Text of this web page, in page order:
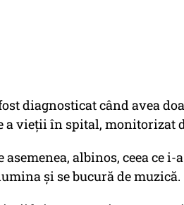
diagnosticat când avea
a vieţii în spital, monitorizat
asemenea, albinos, ceea ce
şi se bucură de muzică.